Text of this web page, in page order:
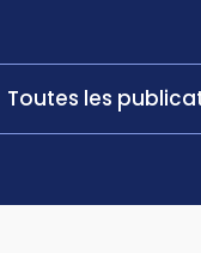
Toutes les